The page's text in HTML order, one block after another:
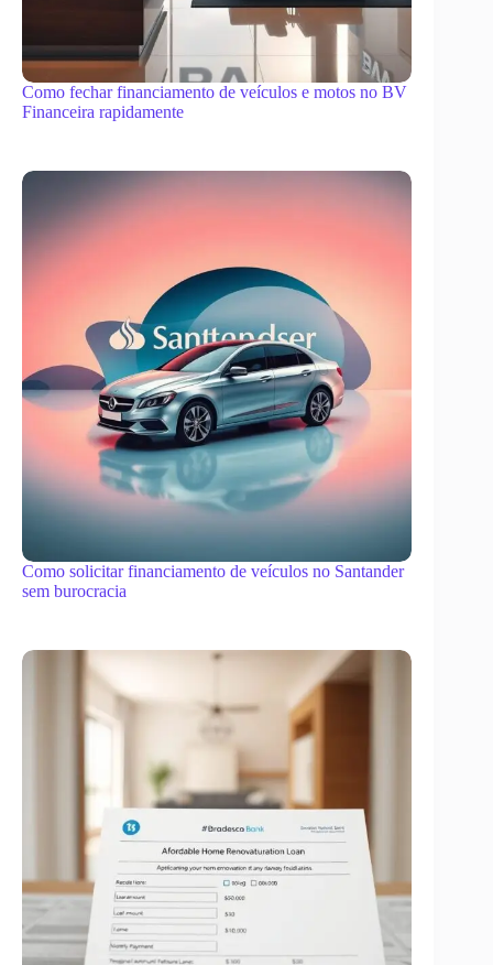
Como fechar financiamento de veículos e motos no BV
Financeira rapidamente
Como solicitar financiamento de veículos no Santander
sem burocracia